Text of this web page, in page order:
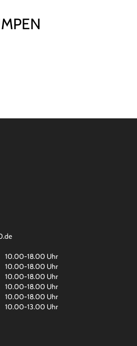
10.00-18.00 Uhr
10.00-18.00 Uhr
10.00-18.00 Uhr
10.00-18.00 Uhr
10.00-18.00 Uhr
10.00-13.00 Uhr